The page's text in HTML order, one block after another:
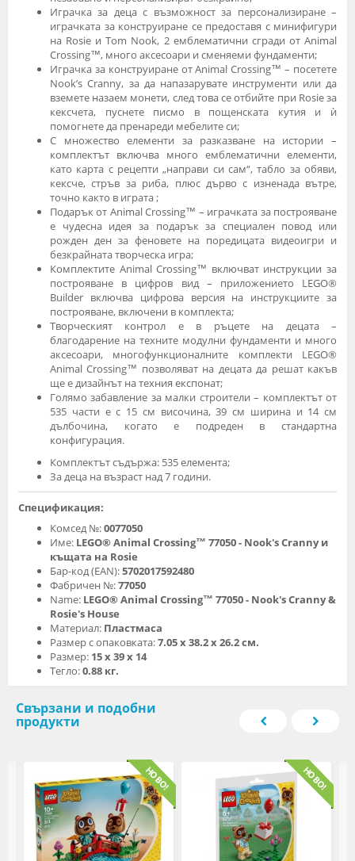
Играчка за деца с възможност за персонализиране –
играчката за конструиране се предоставя с минифигури
на Rosie и Tom Nook, 2 емблематични сгради от Animal
Crossing™, много аксесоари и сменяеми фундаменти;
Играчка за конструиране от Animal Crossing™ – посетете
Nook’s Cranny, за да напазарувате инструменти или да
вземете назаем монети, след това се отбийте при Rosie за
кексчета, пуснете писмо в пощенската кутия и ѝ
помогнете да пренареди мебелите си;
С множество елементи за разказване на истории –
комплектът включва много емблематични елементи,
като карта с рецепти „направи си сам“, табло за обяви,
кексче, стръв за риба, плюс дърво с изненада вътре,
точно както в играта ;
Подарък от Animal Crossing™ – играчката за построяване
е чудесна идея за подарък за специален повод или
рожден ден за феновете на поредицата видеоигри и
безкрайната творческа игра;
Комплектите Animal Crossing™ включват инструкции за
построяване в цифров вид – приложението LEGO®
Builder включва цифрова версия на инструкциите за
построяване, включени в комплекта;
Творческият контрол е в ръцете на децата –
благодарение на техните модулни фундаменти и много
аксесоари, многофункционалните комплекти LEGO®
Animal Crossing™ позволяват на децата да решат какъв
ще е дизайнът на техния експонат;
Голямо забавление за малки строители – комплектът от
535 части е с 15 см височина, 39 см ширина и 14 см
дълбочина, когато е подреден в стандартна
конфигурация.
Комплектът съдържа: 535 елемента;
За деца на възраст над 7 години.
Спецификация:
Комсед №:0077050
Име: LEGO® Animal Crossing™ 77050 - Nook's Cranny и
къщата на Rosie
Бар-код (EAN):5702017592480
Фабричен №:77050
Name: LEGO® Animal Crossing™ 77050 - Nook's Cranny &
Rosie's House
Материал: Пластмаса
Размер с опаковката:7.05 х 38.2 х 26.2 см.
Размер: 15 х 39 х 14
Тегло:0.88 кг.
Свързани и подобни
продукти